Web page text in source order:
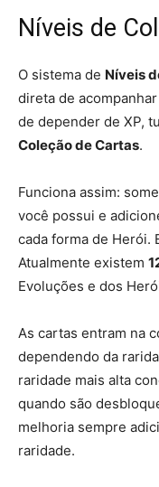
Níveis de
O sistema de Níveis
direta de
de depender de XP,
Coleção de Cartas.
Funciona assim:
você possui e
cada forma de Herói.
Atualmente existem
Evoluções e dos
As cartas entram na
dependendo da
raridade mais alta
quando são
melhoria sempre
raridade.